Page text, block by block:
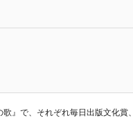
』で、それぞれ毎日出版文化